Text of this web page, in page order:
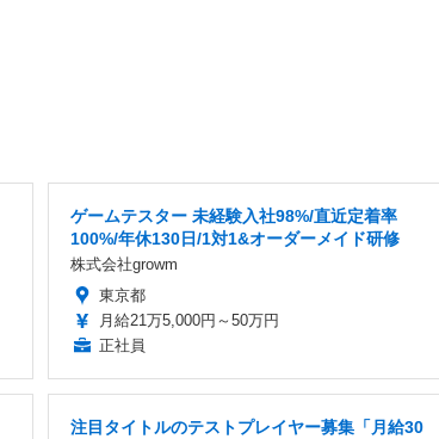
ゲームテスター 未経験入社98%/直近定着率
100%/年休130日/1対1&オーダーメイド研修
株式会社growm
東京都
月給21万5,000円～50万円
正社員
注目タイトルのテストプレイヤー募集「月給30